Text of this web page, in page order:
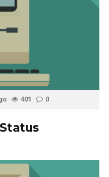
401 0